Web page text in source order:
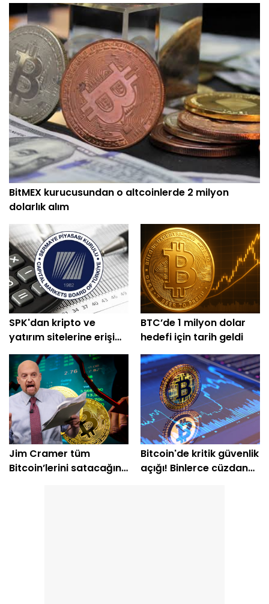
BitMEX kurucusundan o altcoinlerde 2 milyon
dolarlık alım
SPK'dan kripto ve
yatırım sitelerine erişim
engeli
BTC’de 1 milyon dolar
hedefi için tarih geldi
Jim Cramer tüm
Bitcoin’lerini satacağını
Bitcoin'de kritik güvenlik
açığı! Binlerce cüzdan